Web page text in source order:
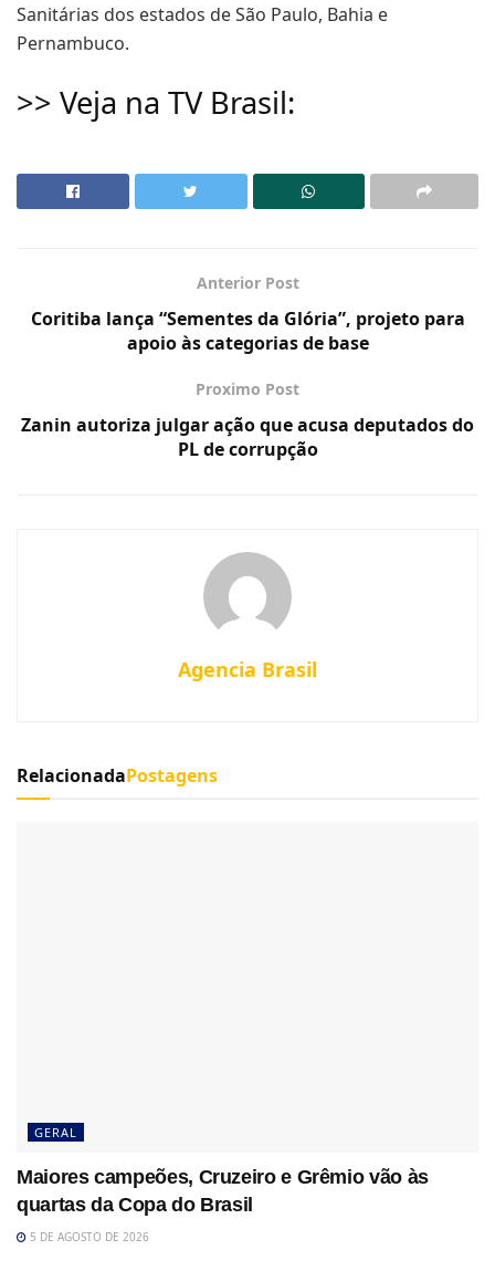
Sanitárias dos estados de São Paulo, Bahia e
Pernambuco.
>> Veja na TV Brasil:
Anterior Post
Coritiba lança “Sementes da Glória”, projeto para
apoio às categorias de base
Proximo Post
Zanin autoriza julgar ação que acusa deputados do
PL de corrupção
Agencia Brasil
RelacionadaPostagens
GERAL
Maiores campeões, Cruzeiro e Grêmio vão às
quartas da Copa do Brasil
5 DE AGOSTO DE 2026